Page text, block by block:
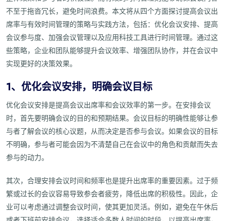
不至于拖沓冗长，避免时间浪费。本文将从四个方面探讨提高会议出
席率与有效时间管理的策略与实践方法，包括：优化会议安排、提高
会议参与度、加强会议管理以及应用科技工具进行时间管理。通过这
些策略，企业和团队能够提升会议效率、增强团队协作，并在会议中
实现更好的决策效果。
1、优化会议安排，明确会议目标
优化会议安排是提高会议出席率和会议效率的第一步。在安排会议
时，首先要明确会议的目的和预期结果。会议目标的明确性能够让参
与者了解会议的核心议题，从而决定是否参与会议。如果会议的目标
不明确，参与者可能会因为不清楚自己在会议中的角色和贡献而失去
参与的动力。
其次，合理安排会议时间和频率也是提升出席率的重要因素。过于频
繁或过长的会议容易导致参会者疲劳，降低出席的积极性。因此，企
业可以考虑通过调整会议时间，使其更加灵活。例如，避免在午休后